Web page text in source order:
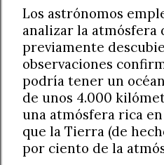
Los astrónomos
analizar la atmósfera
previamente
observaciones
podría tener un
de unos 4.000
una atmósfera rica
que la Tierra (de
por ciento de la